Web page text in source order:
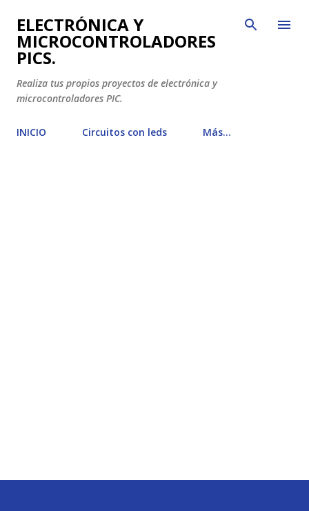
Ir al contenido principal
ELECTRÓNICA Y
MICROCONTROLADORES
PICS.
Realiza tus propios proyectos de electrónica y
microcontroladores PIC.
INICIO Circuitos con leds Más…